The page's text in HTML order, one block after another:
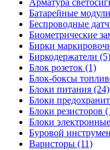
Батарейные
Беспроводные
Биометрические
Бирки
Биркодержатели (5)
Блок розеток (1)
Блок-боксы
Блоки питания (24)
Блоки
Блоки резисторов
Блоки
Буровой
Варисторы (11)